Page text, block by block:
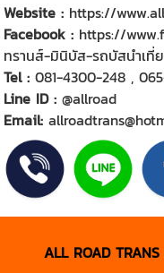
Website : https://
Facebook : https://
ทรานส์-มินิบัส-รถบัสนำเที่
Tel : 081-4300-248 ,
Line ID : @allroad
Email:
ALL ROAD TRANS